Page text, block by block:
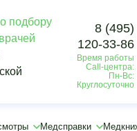
подбору
8 (495)
120-33-86
Время работы
Call-центра:
Пн-Вс:
Круглосуточно
Медсправки
медицинских работников